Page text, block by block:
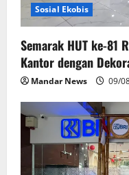
Sosial Ekobis
Semarak HUT ke-81
Kantor dengan
Mandar News 09/